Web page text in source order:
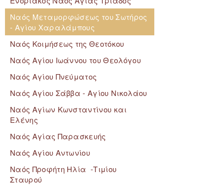
Ναός Μεταμορφώσεως του Σωτήρος
- Αγίου Χαραλάμπους
Ναός Κοιμήσεως της Θεοτόκου
Ναός Αγίου Ιωάννου του Θεολόγου
Ναός Αγίου Πνεύματος
Ναός Αγίου Σάββα - Αγίου Νικολάου
Ναός Αγίων Κωνσταντίνου και
Ελένης
Ναός Αγίας Παρασκευής
Ναός Αγίου Αντωνίου
Ναός Προφήτη Ηλία -Τιμίου
Σταυρού